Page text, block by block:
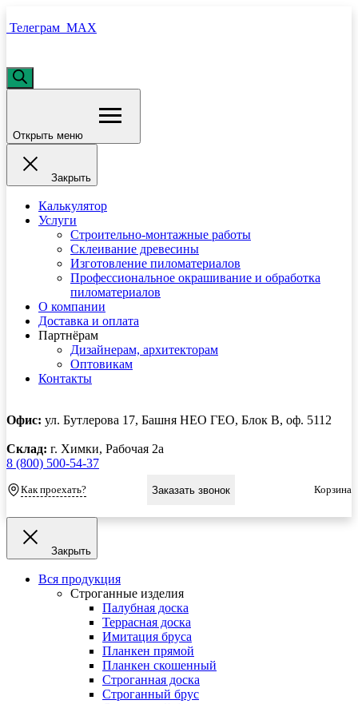
Телеграм MAX
Поиск
товаров
Открыть меню
Закрыть
Калькулятор
Услуги
Строительно-монтажные работы
Склеивание древесины
Изготовление пиломатериалов
Профессиональное окрашивание и обработка
пиломатериалов
О компании
Доставка и оплата
Партнёрам
Дизайнерам, архитекторам
Оптовикам
Контакты
Офис: ул. Бутлерова 17, Башня НЕО ГЕО, Блок В, оф. 5112
Склад: г. Химки, Рабочая 2а
8 (800) 500-54-37
Как проехать? Заказать звонок Корзина
Закрыть
Вся продукция
Строганные изделия
Палубная доска
Террасная доска
Имитация бруса
Планкен прямой
Планкен скошенный
Строганная доска
Строганный брус